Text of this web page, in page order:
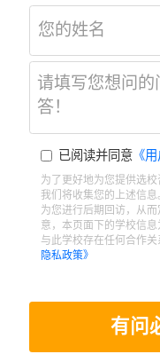
已阅读并同意 《
为了更好地为您提供选
我们将收集您的上述信
为您进行后期回访，从
意，本页面下的学校信
与此学校存在任何合作
隐私政策》
有问